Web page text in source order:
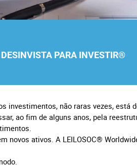
DESINVISTA PARA INVESTIR®
investimentos, não raras vezes, está
ao fim de alguns anos, pela
novos ativos. A LEILOSOC®